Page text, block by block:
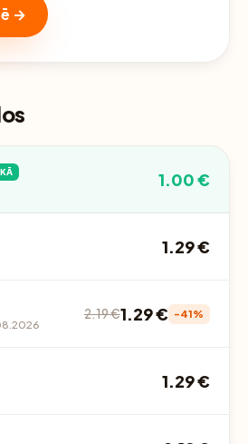
→
1.00 €
1.29 €
2.19 €1.29 € -41%
1.29 €